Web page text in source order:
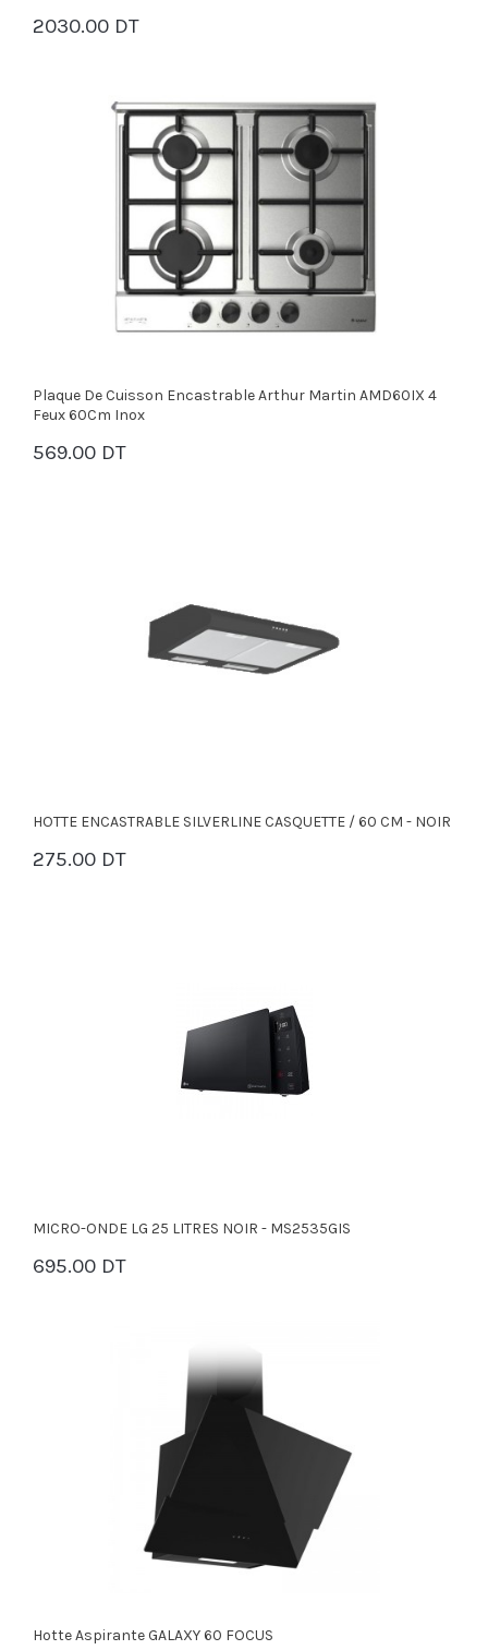
2030.00 DT
PANIER
Plaque De Cuisson Encastrable Arthur Martin AMD60IX 4
Feux 60Cm Inox
569.00 DT
PANIER
HOTTE ENCASTRABLE SILVERLINE CASQUETTE / 60 CM - NOIR
275.00 DT
PANIER
MICRO-ONDE LG 25 LITRES NOIR - MS2535GIS
695.00 DT
PANIER
Hotte Aspirante GALAXY 60 FOCUS